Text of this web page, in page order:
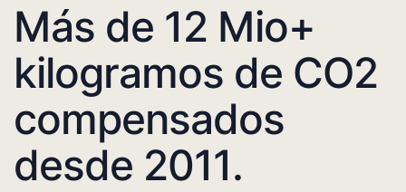
Más de 12 Mio+
kilogramos de CO2
compensados
desde 2011.